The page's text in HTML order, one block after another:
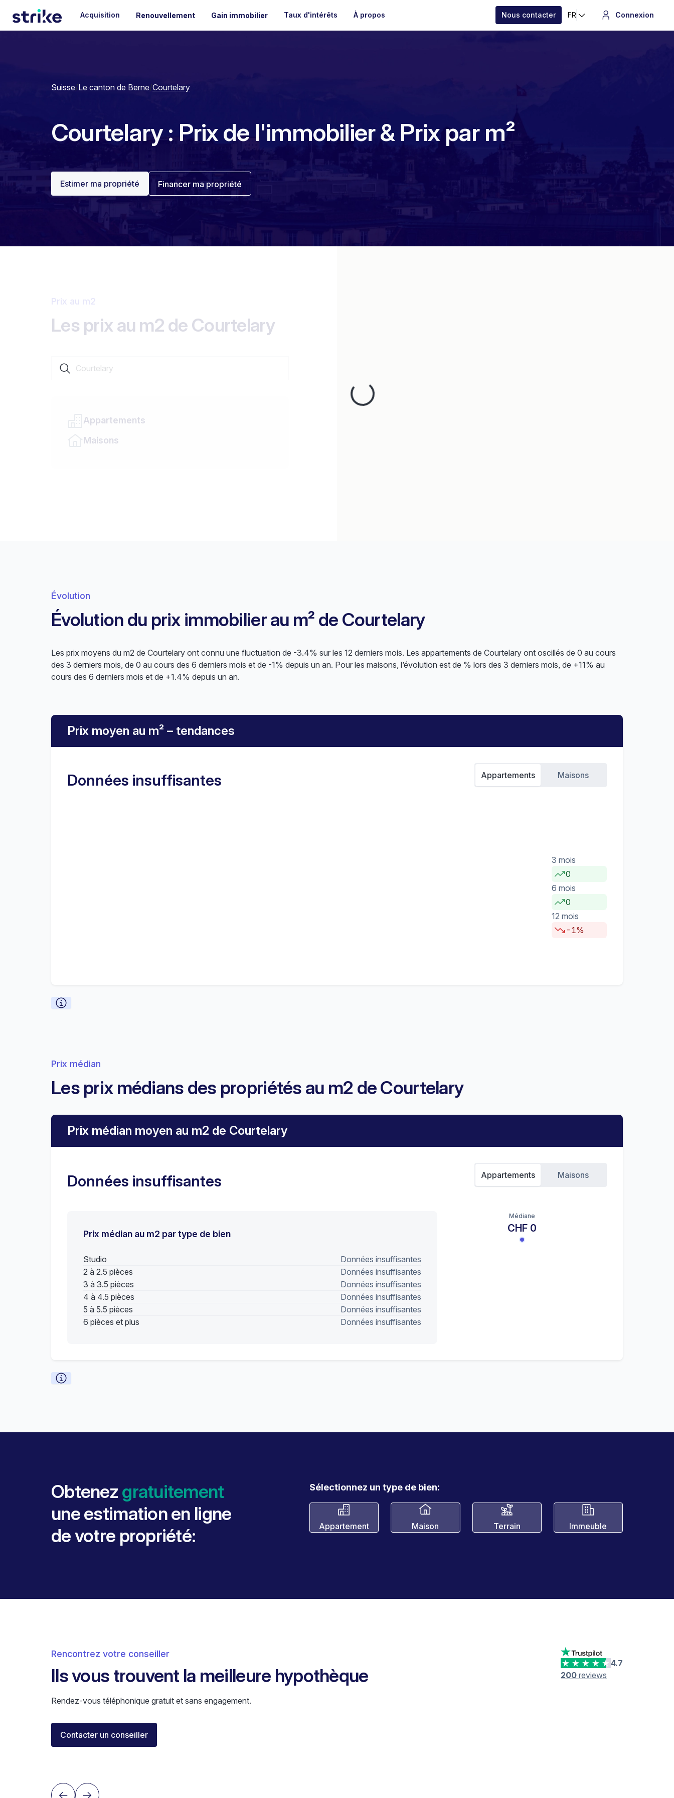
Acquisition Renouvellement Gain immobilier Taux d'intérêts À propos Nous contacter FR Connexion
Suisse/Le canton de Berne/Courtelary
Courtelary : Prix de l'immobilier & Prix par m²
Estimer ma propriété Financer ma propriété
Loading...
Prix au m2
Les prix au m2 de Courtelary
Appartements
Maisons
Évolution
Évolution du prix immobilier au m² de Courtelary
Les prix moyens du m2 de Courtelary ont connu une fluctuation de -3.4% sur les 12 derniers mois. Les appartements de Courtelary ont oscillés de 0 au cours
des 3 derniers mois, de 0 au cours des 6 derniers mois et de -1% depuis un an. Pour les maisons, l’évolution est de % lors des 3 derniers mois, de +11% au
cours des 6 derniers mois et de +1.4% depuis un an.
Prix moyen au m² – tendances
Données insuffisantes Appartements Maisons
3 mois
0
6 mois
0
12 mois
-1%
Prix médian
Les prix médians des propriétés au m2 de Courtelary
Prix médian moyen au m2 de Courtelary
Données insuffisantes Appartements Maisons
Prix médian au m2 par type de bien
Studio
Données insuffisantes
2 à 2.5 pièces
Données insuffisantes
3 à 3.5 pièces
Données insuffisantes
4 à 4.5 pièces
Données insuffisantes
5 à 5.5 pièces
Données insuffisantes
6 pièces et plus
Données insuffisantes
Médiane
CHF 0
Obtenez gratuitement
une estimation en ligne
de votre propriété:
Sélectionnez un type de bien:
Appartement Maison Terrain Immeuble
Rencontrez votre conseiller
Ils vous trouvent la meilleure hypothèque
Rendez-vous téléphonique gratuit et sans engagement.
Contacter un conseiller
4.7
200 reviews
Florent Buser
Area Sales Director Romandie